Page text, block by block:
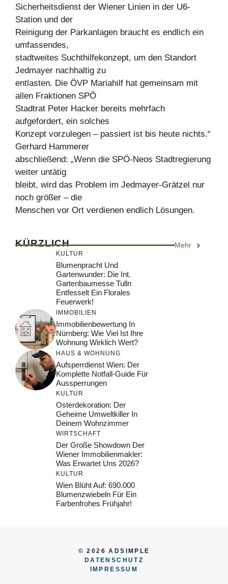
Sicherheitsdienst der Wiener Linien in der U6-
Station und der
Reinigung der Parkanlagen braucht es endlich ein
umfassendes,
stadtweites Suchthilfekonzept, um den Standort
Jedmayer nachhaltig zu
entlasten. Die ÖVP Mariahilf hat gemeinsam mit
allen Fraktionen SPÖ
Stadtrat Peter Hacker bereits mehrfach
aufgefordert, ein solches
Konzept vorzulegen – passiert ist bis heute nichts.“
Gerhard Hammerer
abschließend: „Wenn die SPÖ-Neos Stadtregierung
weiter untätig
bleibt, wird das Problem im Jedmayer-Grätzel nur
noch größer – die
Menschen vor Ort verdienen endlich Lösungen.
KÜRZLICH Mehr
KULTUR
Blumenpracht Und
Gartenwunder: Die Int.
Gartenbaumesse Tulln
Entfesselt Ein Florales
Feuerwerk!
IMMOBILIEN
Immobilienbewertung In
Nürnberg: Wie Viel Ist Ihre
Wohnung Wirklich Wert?
HAUS & WOHNUNG
Aufsperrdienst Wien: Der
Komplette Notfall-Guide Für
Aussperrungen
KULTUR
Osterdekoration: Der
Geheime Umweltkiller In
Deinem Wohnzimmer
WIRTSCHAFT
Der Große Showdown Der
Wiener Immobilienmakler:
Was Erwartet Uns 2026?
KULTUR
Wien Blüht Auf: 690.000
Blumenzwiebeln Für Ein
Farbenfrohes Frühjahr!
© 2026 ADSIMPLE
DATENSCHUTZ
IMPRESSUM